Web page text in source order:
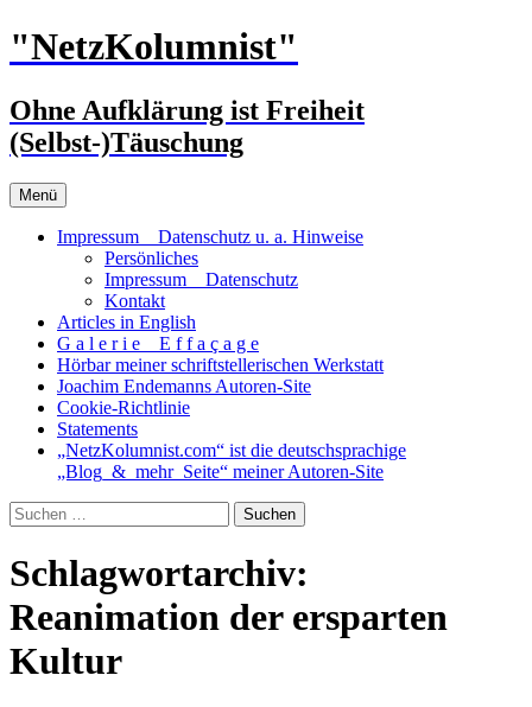
Zum
Inhalt
"NetzKolumnist"
Ohne Aufklärung ist Freiheit
(Selbst-)Täuschung
Menü
Impressum _ Datenschutz u. a. Hinweise
Persönliches
Impressum _ Datenschutz
Kontakt
Articles in English
G a l e r i e _ E f f a ç a g e
Hörbar meiner schriftstellerischen Werkstatt
Joachim Endemanns Autoren-Site
Cookie-Richtlinie
Statements
„NetzKolumnist.com“ ist die deutschsprachige
„Blog_&_mehr_Seite“ meiner Autoren-Site
Suchen
nach:
Schlagwortarchiv:
Reanimation der ersparten
Kultur